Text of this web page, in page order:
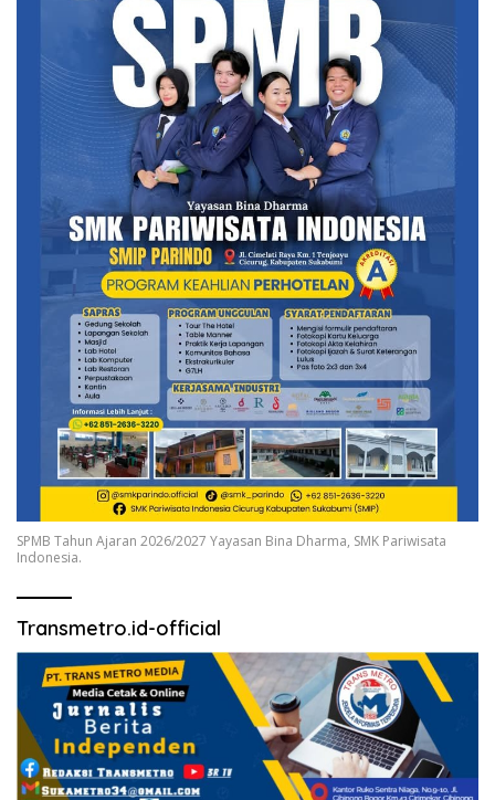
SPMB Tahun Ajaran 2026/2027 Yayasan Bina Dharma, SMK Pariwisata
Indonesia.
Transmetro.id-official